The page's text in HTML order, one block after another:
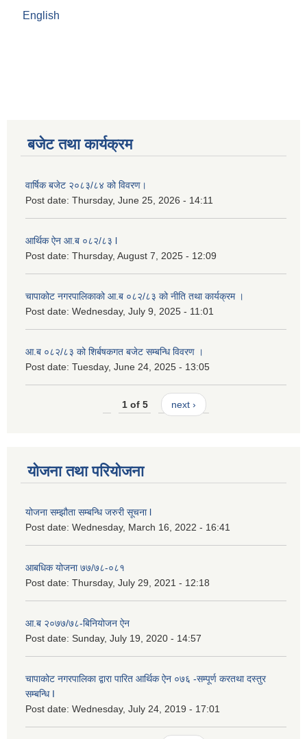
English
बजेट तथा कार्यक्रम
वार्षिक बजेट २०८३/८४ को विवरण।
Post date: Thursday, June 25, 2026 - 14:11
आर्थिक ऐन आ.ब ०८२/८३ l
Post date: Thursday, August 7, 2025 - 12:09
चापाकोट नगरपालिकाको आ.ब ०८२/८३ को नीति तथा कार्यक्रम ।
Post date: Wednesday, July 9, 2025 - 11:01
आ.ब ०८२/८३ को शिर्बषकगत बजेट सम्बन्धि विवरण ।
Post date: Tuesday, June 24, 2025 - 13:05
1 of 5 next ›
योजना तथा परियोजना
योजना सम्झौता सम्बन्धि जरुरी सूचना l
Post date: Wednesday, March 16, 2022 - 16:41
आबधिक योजना ७७/७८-०८१
Post date: Thursday, July 29, 2021 - 12:18
आ.ब २०७७/७८-बिनियोजन ऐन
Post date: Sunday, July 19, 2020 - 14:57
चापाकोट नगरपालिका द्वारा पारित आर्थिक ऐन ०७६ -सम्पूर्ण करतथा दस्तुर
सम्बन्धि I
Post date: Wednesday, July 24, 2019 - 17:01